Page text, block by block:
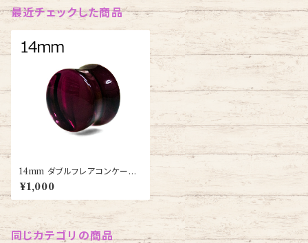
最近チェックした商品
14mm ダブルフレアコンケーブ
サドルガラスプラグ(PGL20-14
m)
¥1,000
同じカテゴリの商品